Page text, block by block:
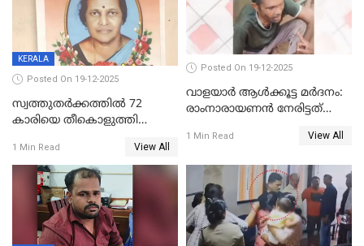
KERALA
Posted On 19-12-2025
സ്വത്തുതര്‍ക്കത്തില്‍ 72
കാരിയെ തീകൊളുത്തി
ക്രൂരകൊലപാതകത്തില്‍
സഹോദരിപുത്രന് ജീവപര്യന്തം
1 Min Read View All
Posted On 19-12-2025
വാളയാർ ആൾക്കൂട്ട മർദനം:
രാംനാരായണൻ നേരിട്ടത്
നാൽപ്പതിലേറെ
റിപ്പോർട്ട്
1 Min Read View All